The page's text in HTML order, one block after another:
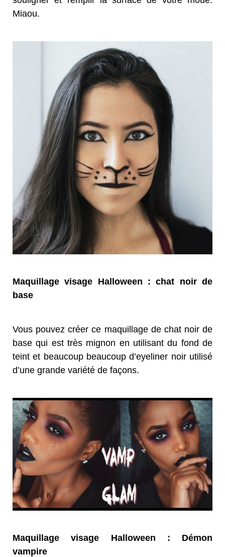
Miaou.
Maquillage visage Halloween : chat noir de
base
Vous pouvez créer ce maquillage de chat noir de
base qui est très mignon en utilisant du fond de
teint et beaucoup beaucoup d’eyeliner noir utilisé
d’une grande variété de façons.
Maquillage visage Halloween : Démon
vampire